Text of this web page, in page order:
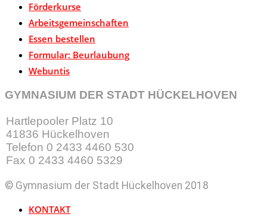
Förderkurse
Arbeitsgemeinschaften
Essen bestellen
Formular: Beurlaubung
Webuntis
GYMNASIUM DER STADT HÜCKELHOVEN
Hartlepooler Platz 10
41836 Hückelhoven
Telefon 0 2433 4460 530
Fax 0 2433 4460 5329
© Gymnasium der Stadt Hückelhoven 2018
KONTAKT